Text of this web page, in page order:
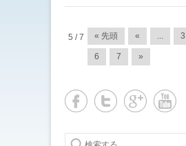
投稿ナビゲーション
5 / 7 « 先頭 « ... 3
6 7 »
検索する